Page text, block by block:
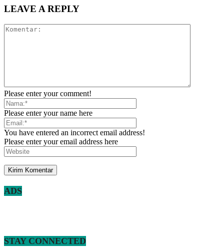
LEAVE A REPLY
Please enter your comment!
Please enter your name here
You have entered an incorrect email address!
Please enter your email address here
ADS
STAY CONNECTED